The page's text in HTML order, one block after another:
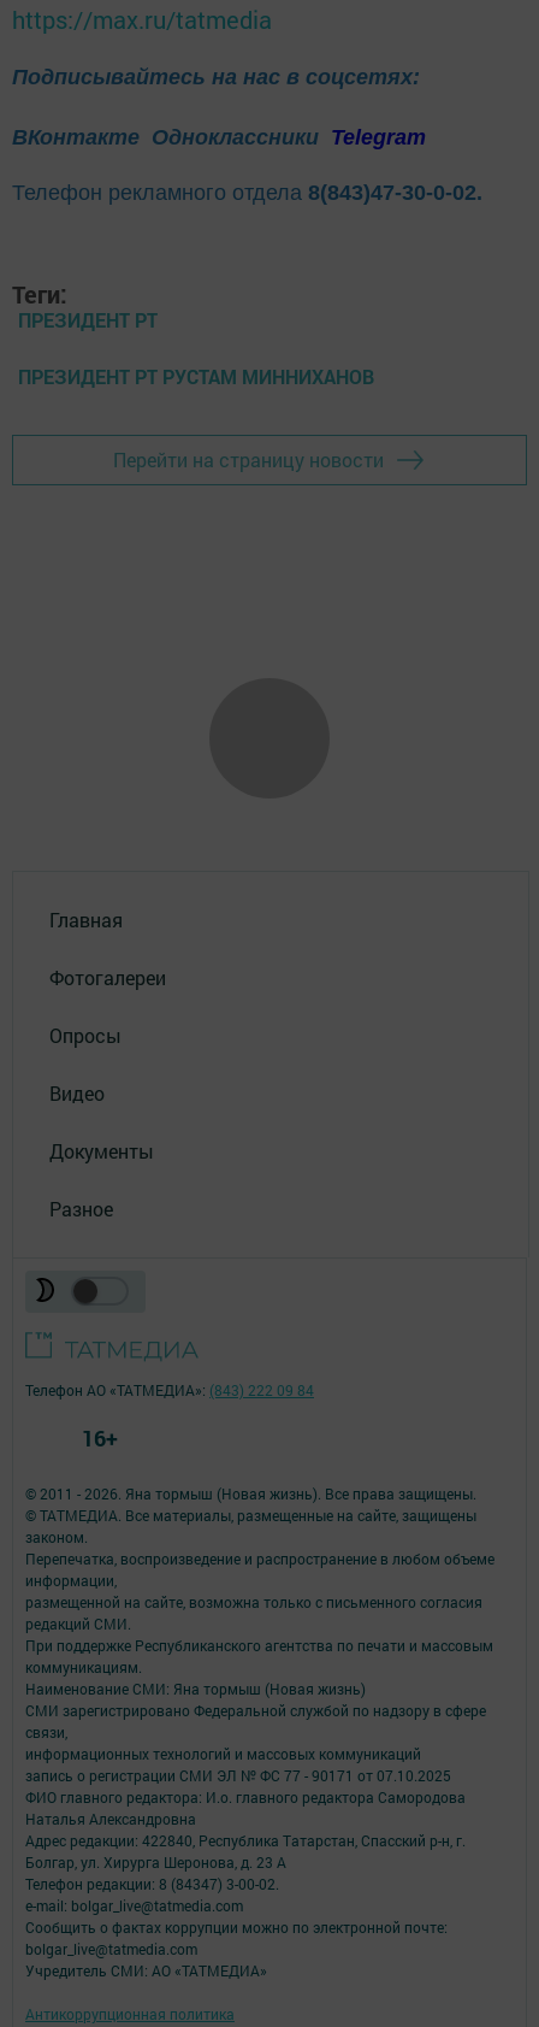
https://max.ru/tatmedia
Подписывайтесь на нас в соцсетях:
ВКонтакте Одноклассники Telegram
Телефон рекламного отдела 8(843)47-30-0-02.
Теги:
ПРЕЗИДЕНТ РТ
ПРЕЗИДЕНТ РТ РУСТАМ МИННИХАНОВ
Перейти на страницу новости
Главная
Фотогалереи
Опросы
Видео
Документы
Разное
© 2011 - 2026. Яна тормыш (Новая жизнь). Все права защищены.
© ТАТМЕДИА. Все материалы, размещенные на сайте, защищены
законом.
Перепечатка, воспроизведение и распространение в любом объеме
информации,
размещенной на сайте, возможна только с письменного согласия
редакций СМИ.
При поддержке Республиканского агентства по печати и массовым
коммуникациям.
Наименование СМИ: Яна тормыш (Новая жизнь)
СМИ зарегистрировано Федеральной службой по надзору в сфере
связи,
информационных технологий и массовых коммуникаций
запись о регистрации СМИ ЭЛ № ФС 77 - 90171 от 07.10.2025
ФИО главного редактора: И.о. главного редактора Самородова
Наталья Александровна
Адрес редакции: 422840, Республика Татарстан, Спасский р-н, г.
Болгар, ул. Хирурга Шеронова, д. 23 А
Телефон редакции: 8 (84347) 3-00-02.
e-mail: bolgar_live@tatmedia.com
Сообщить о фактах коррупции можно по электронной почте:
bolgar_live@tatmedia.com
Учредитель СМИ: АО «ТАТМЕДИА»
Антикоррупционная политика
Телефон АО «ТАТМЕДИА»: (843) 222 09 84
16+